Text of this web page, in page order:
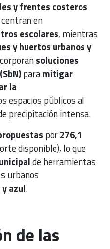
y frentes costeros
en
escolares, mientras
y huertos urbanos y
soluciones
paramitigar
la
espacios públicos al
precipitación intensa.
por276,1
disponible), lo que
de herramientas
urbanos
azul.
de las